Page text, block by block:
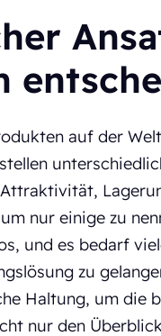
auf der
nur einige zu
und es bedarf
zu
Haltung, um die
nur den